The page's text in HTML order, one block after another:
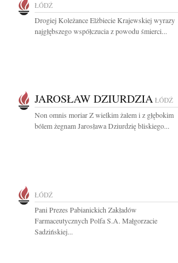
ŁÓDŹ
Drogiej Koleżance Elżbiecie Krajewskiej wyrazy
najgłębszego współczucia z powodu śmierci...
JAROSŁAW DZIURDZIA ŁÓDŹ
Non omnis moriar Z wielkim żalem i z głębokim
bólem żegnam Jarosława Dziurdzię bliskiego...
ŁÓDŹ
Pani Prezes Pabianickich Zakładów
Farmaceutycznych Polfa S.A. Małgorzacie
Sadzińskiej...